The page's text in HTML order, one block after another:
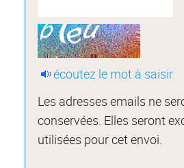
écoutez le mot à saisir
Les adresses emails ne
conservées. Elles seront
utilisées pour cet envoi.